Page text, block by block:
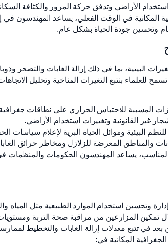
الأراضي وتدفق حركة المرور والكثافة
المكانية في الوقت الفعلي، يساعد المهندسون
وتحسين جودة الحياة بشكل عام.
البيئية، بما في ذلك إزالة الغابات والتصحر
للعلماء بتتبع التغيرات المناخية وتحليل
المسببة للاحتباس الحراري على نطاقات
غير القانونية وتغييرات استخدام الأراضي.
البيئية وموائل الحياة البرية لإعلام سياسات
والمناطق المعرضة للزلازل ومخاطر حرائق
يساعد المهندسون الحكومات والمنظمات في
إدارة وتحسين استخدام الموارد الطبيعية مثل المياه
خلال تمكين المزارعين من مراقبة صحة التربة
بعد في تتبع معدلات إزالة الغابات والتخطيط
المكانية في: